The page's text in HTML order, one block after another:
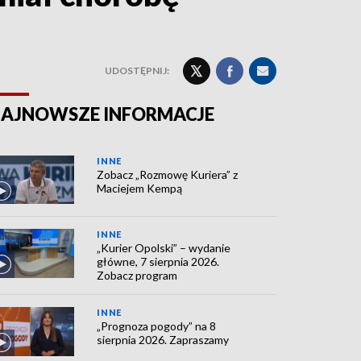
UDOSTĘPNIJ:
INFORMACJE
INNE
Zobacz „Rozmowę Kuriera” z
Maciejem Kempą
INNE
„Kurier Opolski” – wydanie
główne, 7 sierpnia 2026.
Zobacz program
INNE
„Prognoza pogody” na 8
sierpnia 2026. Zapraszamy